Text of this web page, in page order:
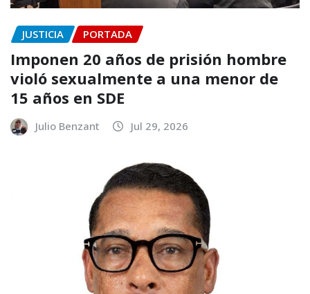
JUSTICIA PORTADA
Imponen 20 años de prisión hombre
violó sexualmente a una menor de
15 años en SDE
Julio Benzant Jul 29, 2026